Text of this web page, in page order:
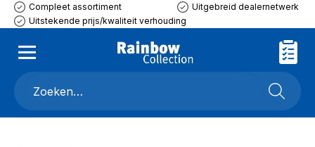
Compleet assortiment
Uitgebreid dealernetwerk
Uitstekende prijs/kwaliteit verhouding